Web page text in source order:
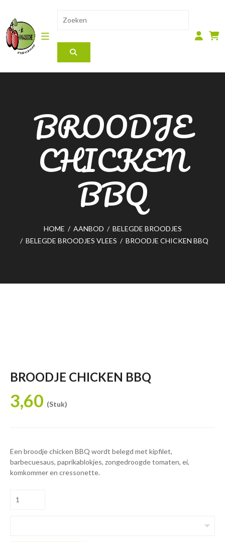
BROODJE
CHICKEN
BBQ
HOME / AANBOD / BELEGDE BROODJES
/ BELEGDE BROODJES VLEES / BROODJE CHICKEN BBQ
BROODJE CHICKEN BBQ
3,60 (Stuk)
Een broodje chicken BBQ wordt belegd met kipfilet,
barbecuesaus, paprikablokjes, zongedroogde tomaten, ei,
komkommer en cressonette.